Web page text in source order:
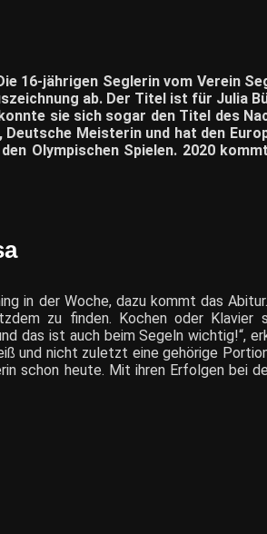
16-jährigen Seglerin vom Verein
ab. Der Titel ist für Julia
sie sich sogar den Titel des
Meisterin und hat den
Olympischen Spielen. 2020
in der Woche, dazu kommt das
zu finden. Kochen oder Klavier
das ist auch beim Segeln wichtig!“,
und nicht zuletzt eine gehörige
schon heute. Mit ihren Erfolgen